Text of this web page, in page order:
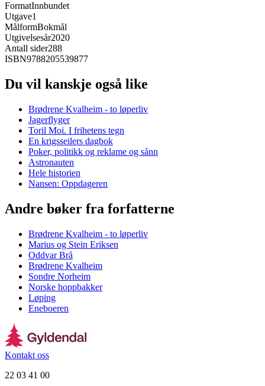
FormatInnbundet
Utgave1
MålformBokmål
Utgivelsesår2020
Antall sider288
ISBN9788205539877
Du vil kanskje også like
Brødrene Kvalheim - to løperliv
Jagerflyger
Toril Moi. I frihetens tegn
En krigsseilers dagbok
Poker, politikk og reklame og sånn
Astronauten
Hele historien
Nansen: Oppdageren
Andre bøker fra forfatterne
Brødrene Kvalheim - to løperliv
Marius og Stein Eriksen
Oddvar Brå
Brødrene Kvalheim
Sondre Norheim
Norske hoppbakker
Løping
Eneboeren
Kontakt oss
22 03 41 00